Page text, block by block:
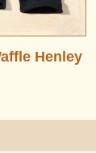
Henley